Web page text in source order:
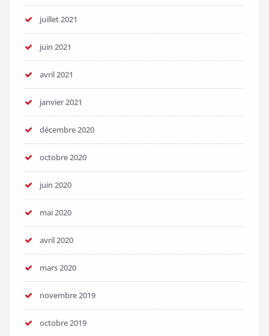
juillet 2021
juin 2021
avril 2021
janvier 2021
décembre 2020
octobre 2020
juin 2020
mai 2020
avril 2020
mars 2020
novembre 2019
octobre 2019